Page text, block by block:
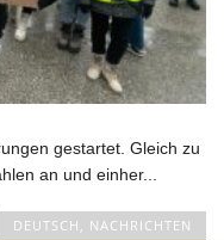
gestartet. Gleich zu
an und einher...
DEUTSCH NACHRICHTEN